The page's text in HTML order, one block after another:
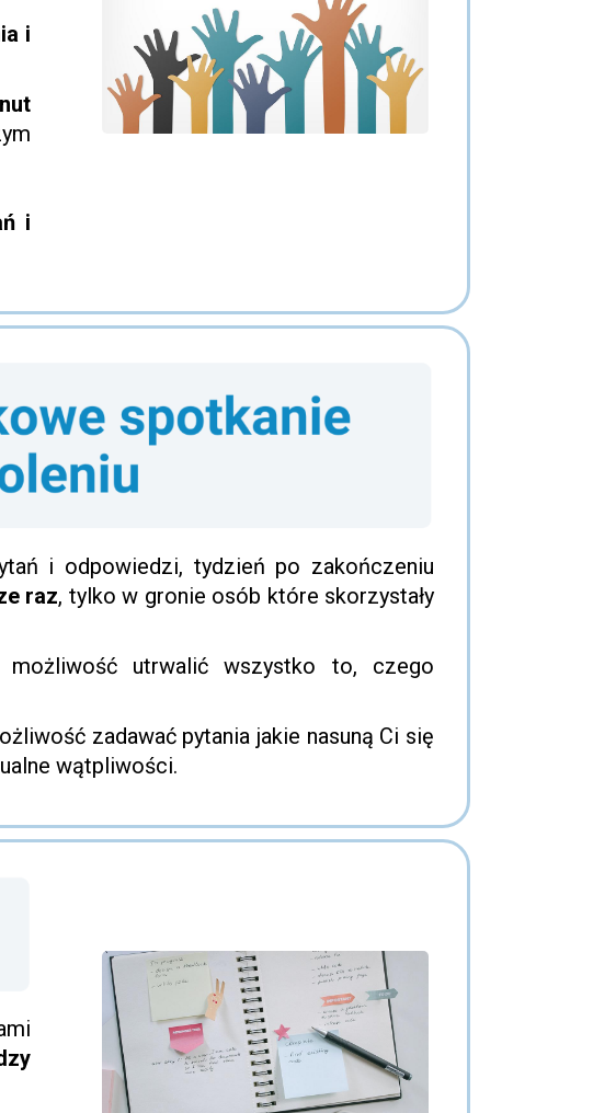
i
i
i odpowiedzi, tydzień po zakończeniu
raz, tylko w gronie osób które skorzystały
utrwalić wszystko to, czego
zadawać pytania jakie nasuną Ci się
wątpliwości.